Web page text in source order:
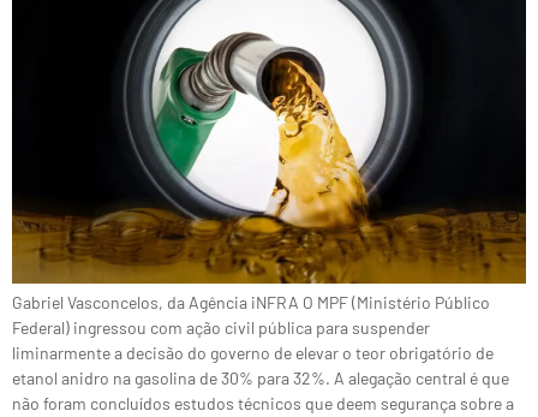
Gabriel Vasconcelos, da Agência iNFRA O MPF (Ministério Público
Federal) ingressou com ação civil pública para suspender
liminarmente a decisão do governo de elevar o teor obrigatório de
etanol anidro na gasolina de 30% para 32%. A alegação central é que
não foram concluídos estudos técnicos que deem segurança sobre a